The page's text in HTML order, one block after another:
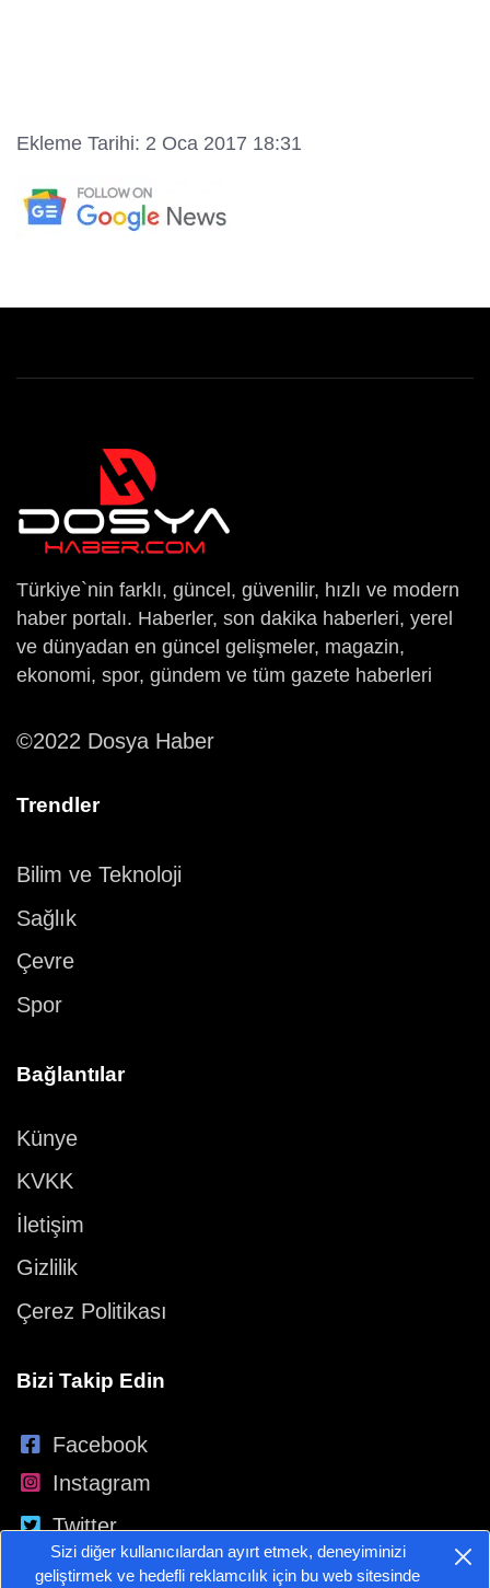
Ekleme Tarihi: 2 Oca 2017 18:31
Türkiye`nin farklı, güncel, güvenilir, hızlı ve modern
haber portalı. Haberler, son dakika haberleri, yerel
ve dünyadan en güncel gelişmeler, magazin,
ekonomi, spor, gündem ve tüm gazete haberleri
©2022 Dosya Haber
Trendler
Bilim ve Teknoloji
Sağlık
Çevre
Spor
Bağlantılar
Künye
KVKK
İletişim
Gizlilik
Çerez Politikası
Bizi Takip Edin
Facebook
Instagram
Twitter
YouTube
Sizi diğer kullanıcılardan ayırt etmek, deneyiminizi
geliştirmek ve hedefli reklamcılık için bu web sitesinde